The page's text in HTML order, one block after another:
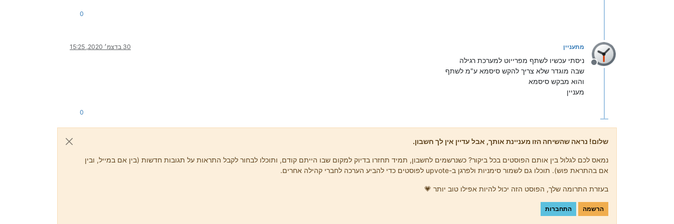
0
מנותק
מתעניין 30 בדצמ׳ 2020, 15:25
ניסתי עכשיו לשתף מפרייוט למערכת רגילה
שבה מוגדר שלא צריך להקש סיסמא ע"מ לשתף
והוא מבקש סיסמא
מעניין
0
שלום! נראה שהשיחה הזו מעניינת אותך, אבל עדיין אין לך חשבון.
נמאס לכם לגלול בין אותם הפוסטים בכל ביקור? כשנרשמים לחשבון, תמיד תחזרו בדיוק למקום שבו הייתם קודם, ותוכלו לבחור לקבל התראות על תגובות חדשות (בין אם במייל, ובין
אם בהתראת פוש). תוכלו גם לשמור סימניות ולפרגן ב-upvote לפוסטים כדי להביע הערכה לחברי קהילה אחרים.
בעזרת התרומה שלך, הפוסט הזה יכול להיות אפילו טוב יותר 💗
הרשמה התחברות